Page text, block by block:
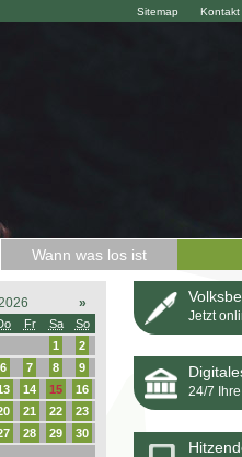
Kontakt
Sitemap
Wann was los ist
»
Fr Sa
So
1
2
6 7 8
9
14 15
16
21 22
23
28 29
30
Jetzt
24/7